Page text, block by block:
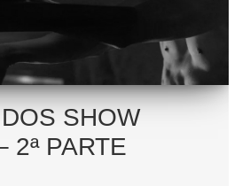
SHOW
2ª PARTE